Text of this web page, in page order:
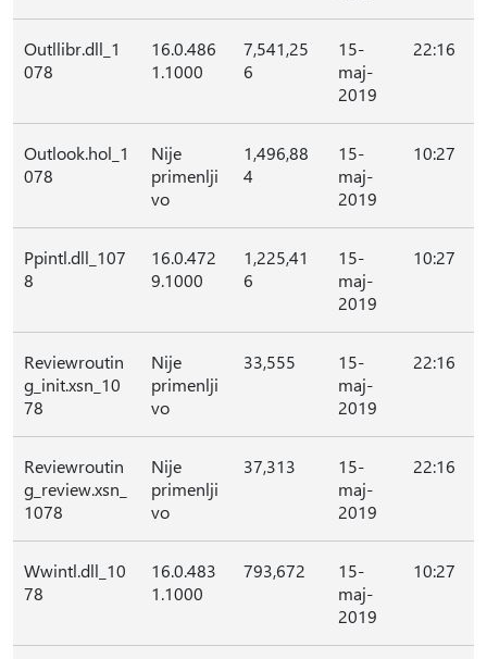
Outllibr.dll_1
078
16.0.486
1.1000
7,541,25
6
15-
maj-
2019
22:16
Outlook.hol_1
078
Nije
primenlji
vo
1,496,88
4
15-
maj-
2019
10:27
Ppintl.dll_107
8
16.0.472
9.1000
1,225,41
6
15-
maj-
2019
10:27
Reviewroutin
g_init.xsn_10
78
Nije
primenlji
vo
33,555
15-
maj-
2019
22:16
Reviewroutin
g_review.xsn_
1078
Nije
primenlji
vo
37,313
15-
maj-
2019
22:16
Wwintl.dll_10
78
16.0.483
1.1000
793,672
15-
maj-
2019
10:27